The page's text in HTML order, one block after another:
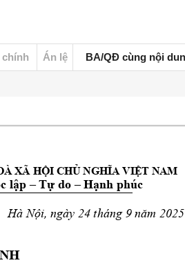
Án lệ BA/QĐ cùng nội
XÃ HỘI CHỦ NGHĨA VIỆT NAM
lập – Tự do – Hạnh phúc
Hà Nội, ngày 24 tháng 9 năm 2025